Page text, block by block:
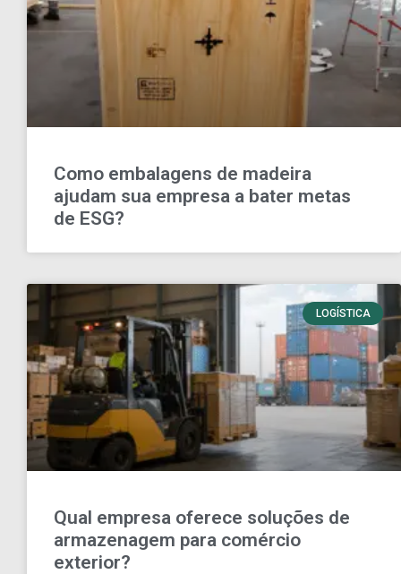
Como embalagens de madeira
ajudam sua empresa a bater metas
de ESG?
LOGÍSTICA
Qual empresa oferece soluções de
armazenagem para comércio
exterior?